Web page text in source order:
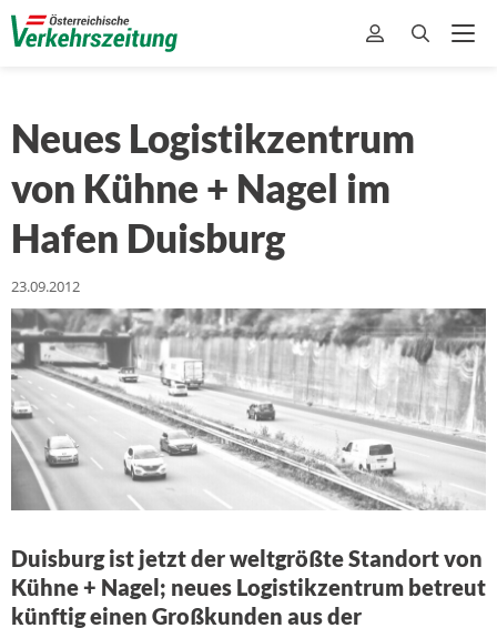
Neues Logistikzentrum
von Kühne + Nagel im
Hafen Duisburg
23.09.2012
Duisburg ist jetzt der weltgrößte Standort von
Kühne + Nagel; neues Logistikzentrum betreut
künftig einen Großkunden aus der